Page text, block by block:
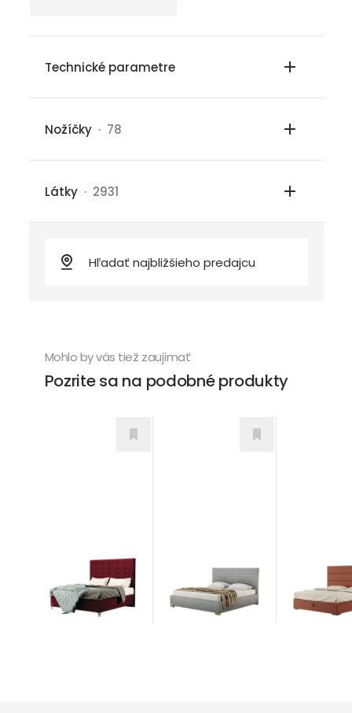
Technické parametre
Nožíčky · 78
Látky · 2931
Mohlo by vás tiež zaujímať
Pozrite sa na podobné produkty
od 931,00€
689,00€
Postele
od 875,00